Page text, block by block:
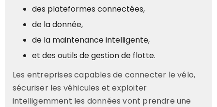
des plateformes connectées,
de la donnée,
de la maintenance intelligente,
et des outils de gestion de flotte.
Les entreprises capables de connecter le vélo,
sécuriser les véhicules et exploiter
intelligemment les données vont prendre une